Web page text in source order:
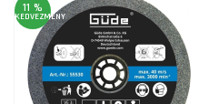
11 %
KEDVEZMÉNY